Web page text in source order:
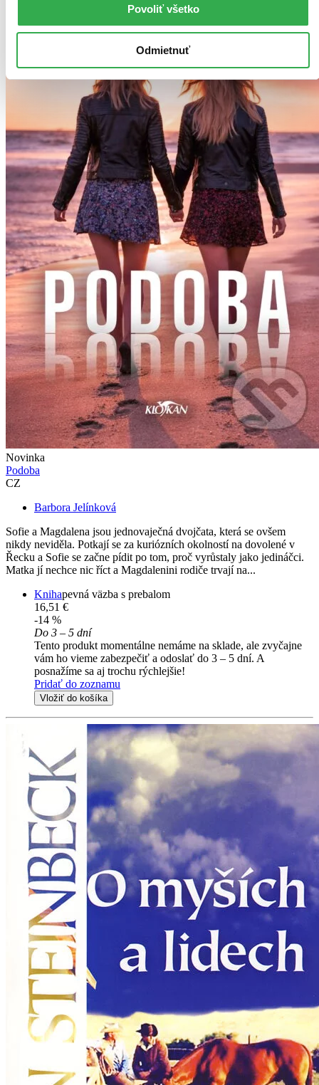
Povoliť všetko
Odmietnuť
Novinka
Podoba
CZ
Barbora Jelínková
Sofie a Magdalena jsou jednovaječná dvojčata, která se ovšem
nikdy neviděla. Potkají se za kuriózních okolností na dovolené v
Řecku a Sofie se začne pídit po tom, proč vyrůstaly jako jedináčci.
Matka jí nechce nic říct a Magdalenini rodiče trvají na...
Knihapevná väzba s prebalom
16,51 €
-14 %
Do 3 – 5 dní
Tento produkt momentálne nemáme na sklade, ale zvyčajne
vám ho vieme zabezpečiť a odoslať do 3 – 5 dní. A
posnažíme sa aj trochu rýchlejšie!
Pridať do zoznamu
Vložiť do košíka